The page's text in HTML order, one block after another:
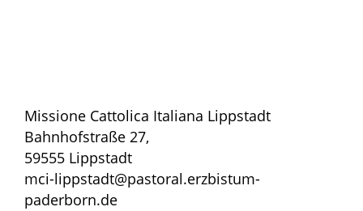
Missione Cattolica Italiana Lippstadt
Bahnhofstraße 27,
59555 Lippstadt
mci-lippstadt@pastoral.erzbistum-
paderborn.de